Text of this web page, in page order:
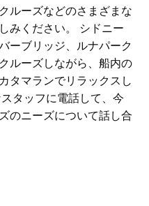
ルーズなどのさまざまな
みください。 シドニー
ーブリッジ、ルナパーク
ルーズしながら、船内の
タマランでリラックスし
タッフに電話して、今
のニーズについて話し合
は、シドニーハーバーの
がら、ユニークで卓越し